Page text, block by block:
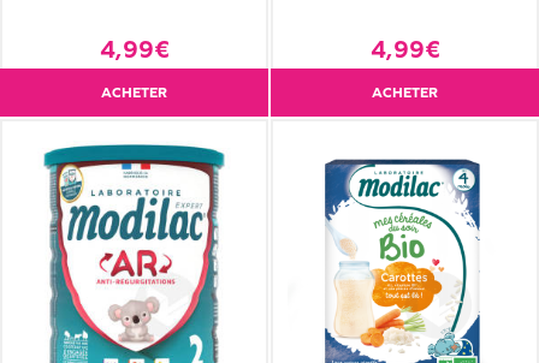
4,99€
ACHETER
4,99€
ACHETER